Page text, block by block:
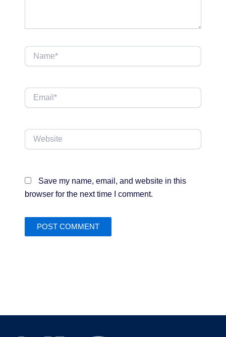
Name*
Email*
Website
Save my name, email, and website in this
browser for the next time I comment.